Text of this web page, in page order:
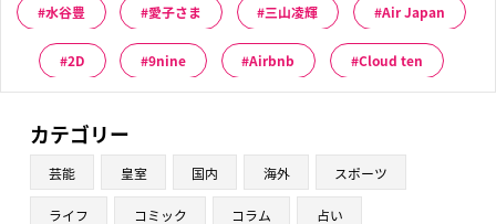
水谷豊 愛子さま 三山凌輝 Air Japan
2D 9nine Airbnb Cloud ten
カテゴリー
芸能 皇室 国内 海外 スポーツ
ライフ コミック コラム 占い